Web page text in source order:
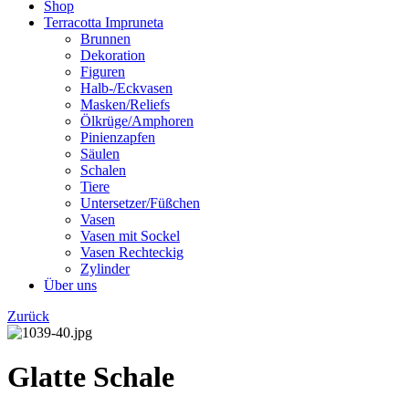
Shop
Terracotta Impruneta
Brunnen
Dekoration
Figuren
Halb-/Eckvasen
Masken/Reliefs
Ölkrüge/Amphoren
Pinienzapfen
Säulen
Schalen
Tiere
Untersetzer/Füßchen
Vasen
Vasen mit Sockel
Vasen Rechteckig
Zylinder
Über uns
Zurück
Glatte Schale